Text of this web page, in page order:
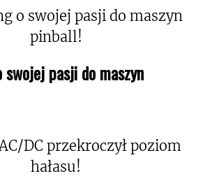
swojej pasji do maszyn